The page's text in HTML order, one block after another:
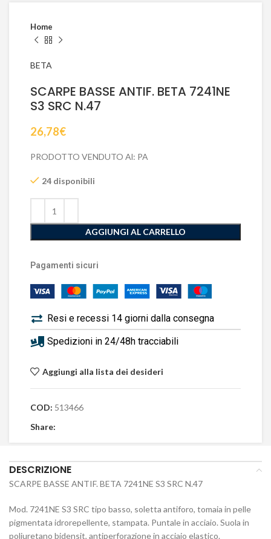
Home
BETA
SCARPE BASSE ANTIF. BETA 7241NE
S3 SRC N.47
26,78€
PRODOTTO VENDUTO Al: PA
24 disponibili
AGGIUNGI AL CARRELLO
Pagamenti sicuri
Resi e recessi 14 giorni dalla consegna
Spedizioni in 24/48h tracciabili
Aggiungi alla lista dei desideri
COD: 513466
Share:
DESCRIZIONE
SCARPE BASSE ANTIF. BETA 7241NE S3 SRC N.47
Mod. 7241NE S3 SRC tipo basso, soletta antiforo, tomaia in pelle
pigmentata idrorepellente, stampata. Puntale in acciaio. Suola in
poliuretano bidensit, antiperforazione in acciaio elastico.